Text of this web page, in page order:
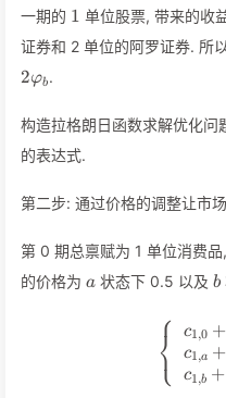
一期的 1
1 单位股票, 带来的收
证券和 2 单位的阿罗证券. 所
2φb.
构造拉格朗日函数求解优化问
的表达式.
第二步: 通过价格的调整让市
第 0 期总禀赋为 1 单位消费
的价格为 a
a 状态下 0.5 以及 b
b
⎩
⎨⎧ c1,0 +
c1,a +
c1 ,b +